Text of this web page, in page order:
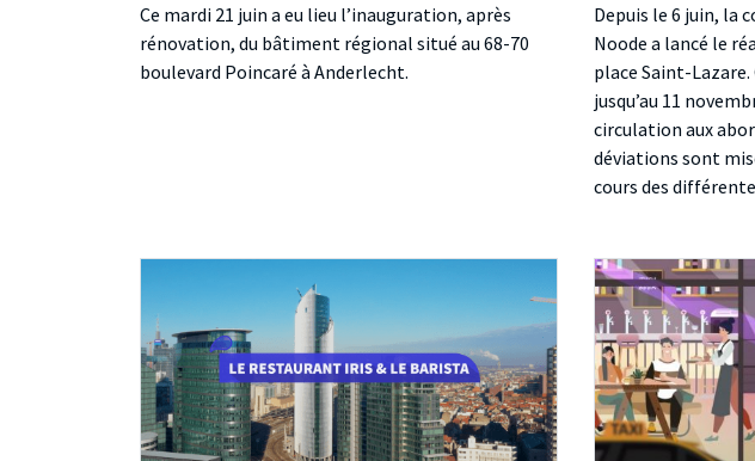
Ce mardi 21 juin a eu lieu l’inauguration, après
rénovation, du bâtiment régional situé au 68-70
boulevard Poincaré à Anderlecht.
Depuis le 6 juin, la
Noode a lancé le
place Saint-
jusqu’au 11
circulation aux
déviations sont
cours des